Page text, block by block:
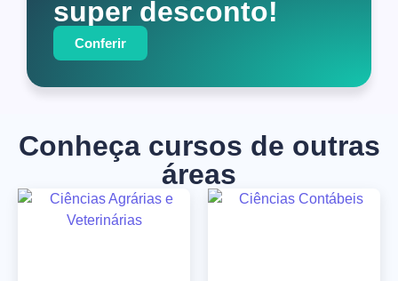
super desconto!
Conferir
Conheça cursos de outras
áreas